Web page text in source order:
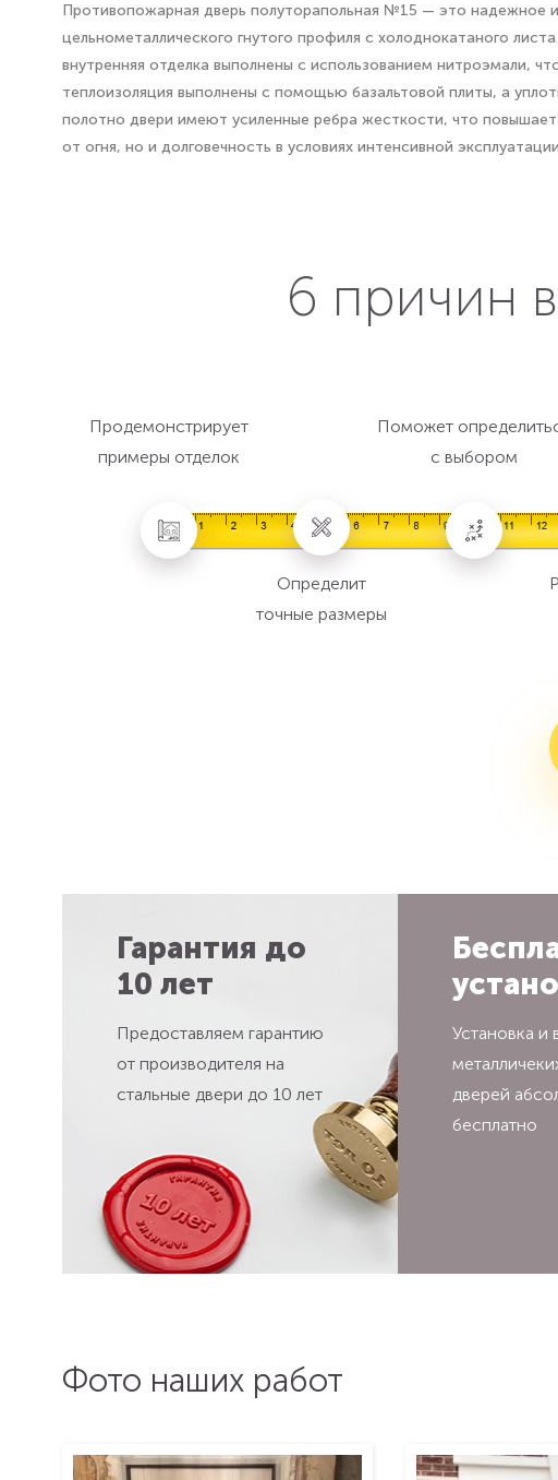
Противопожарная дверь полуторапольная №15 — это надежное
цельнометаллического гнутого профиля с холоднокатаного
внутренняя отделка выполнены с использованием нитроэмали,
теплоизоляция выполнены с помощью базальтовой плиты, а
полотно двери имеют усиленные ребра жесткости, что повышает
от огня, но и долговечность в условиях интенсивной
6 причин
Продемонстрирует
примеры отделок
Определит
точные размеры
Поможет
с выбором
Гарантия до
10 лет
Предоставляем гарантию
от производителя на
стальные двери до 10 лет
Установка и
дверей
бесплатно
Фото наших работ